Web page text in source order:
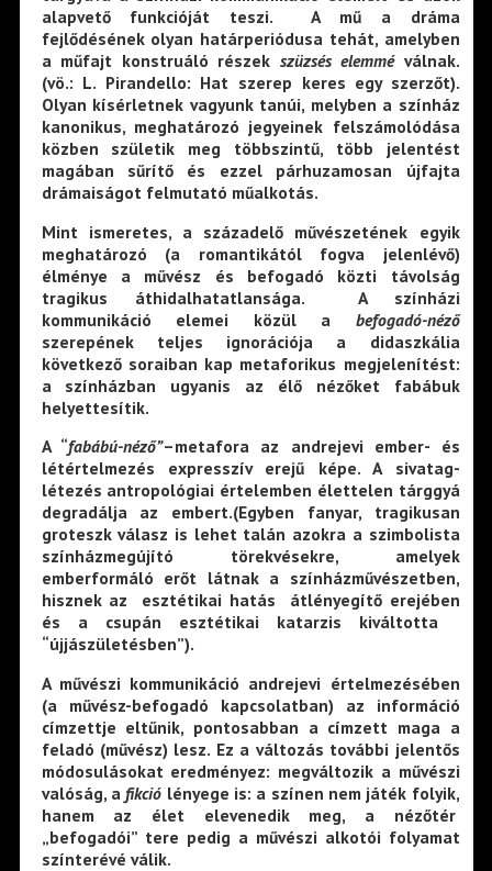
alapvető funkcióját teszi. A mű a dráma
fejlődésének olyan határperiódusa tehát, amelyben
a műfajt konstruáló részek szüzsés elemméválnak.
(vö.: L. Pirandello: Hat szerep keres egy szerzőt).
Olyan kísérletnek vagyunk tanúi, melyben a színház
kanonikus, meghatározó jegyeinek felszámolódása
közben születik meg többszintű, több jelentést
magában sűrítő és ezzel párhuzamosan újfajta
drámaiságot felmutató műalkotás.
Mint ismeretes, a századelő művészetének egyik
meghatározó (a romantikától fogva jelenlévő)
élménye a művész és befogadó közti távolság
tragikus áthidalhatatlansága. A színházi
kommunikáció elemei közül a befogadó-néző
szerepének teljes ignorációja a didaszkália
következő soraiban kap metaforikus megjelenítést:
a színházban ugyanis az élő nézőket fabábuk
helyettesítik.
A “fabábú-néző”–metafora az andrejevi ember- és
létértelmezés expresszív erejű képe. A sivatag-
létezés antropológiai értelemben élettelen tárggyá
degradálja az embert.(Egyben fanyar, tragikusan
groteszk válasz is lehet talán azokra a szimbolista
színházmegújító törekvésekre, amelyek
emberformáló erőt látnak a színházművészetben,
hisznek az esztétikai hatás átlényegítő erejében
és a csupán esztétikai katarzis kiváltotta
“újjászületésben”).
A művészi kommunikáció andrejevi értelmezésében
(a művész-befogadó kapcsolatban) az információ
címzettje eltűnik, pontosabban a címzett maga a
feladó (művész) lesz. Ez a változás további jelentős
módosulásokat eredményez: megváltozik a művészi
valóság, a fikció lényege is: a színen nem játék folyik,
hanem az élet elevenedik meg, a nézőtér
„befogadói” tere pedig a művészi alkotói folyamat
színterévé válik.